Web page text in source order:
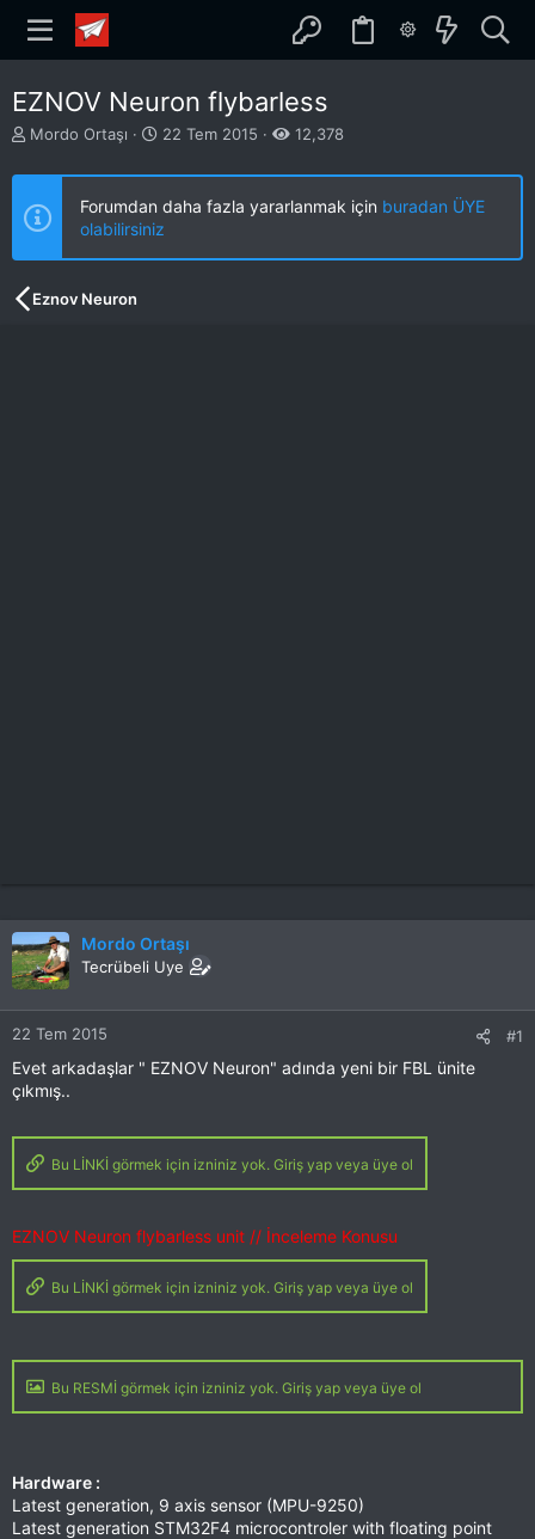
EZNOV Neuron flybarless
K
n
u
u
b
a
Mordo Ortaşı
B
ş
a
n
g
22 Tem 2015 12,378
Forumdan daha fazla yararlanmak için buradan ÜYE
olabilirsiniz
Eznov Neuron
Mordo Ortaşı
Tecrübeli Uye
22 Tem 2015 #1
Evet arkadaşlar " EZNOV Neuron" adında yeni bir FBL ünite
çıkmış..
Bu LİNKİ görmek için izniniz yok. Giriş yap veya üye ol
EZNOV Neuron flybarless unit // İnceleme Konusu
Bu LİNKİ görmek için izniniz yok. Giriş yap veya üye ol
Bu RESMİ görmek için izniniz yok. Giriş yap veya üye ol
Hardware :
Latest generation, 9 axis sensor (MPU-9250)
Latest generation STM32F4 microcontroler with floating point